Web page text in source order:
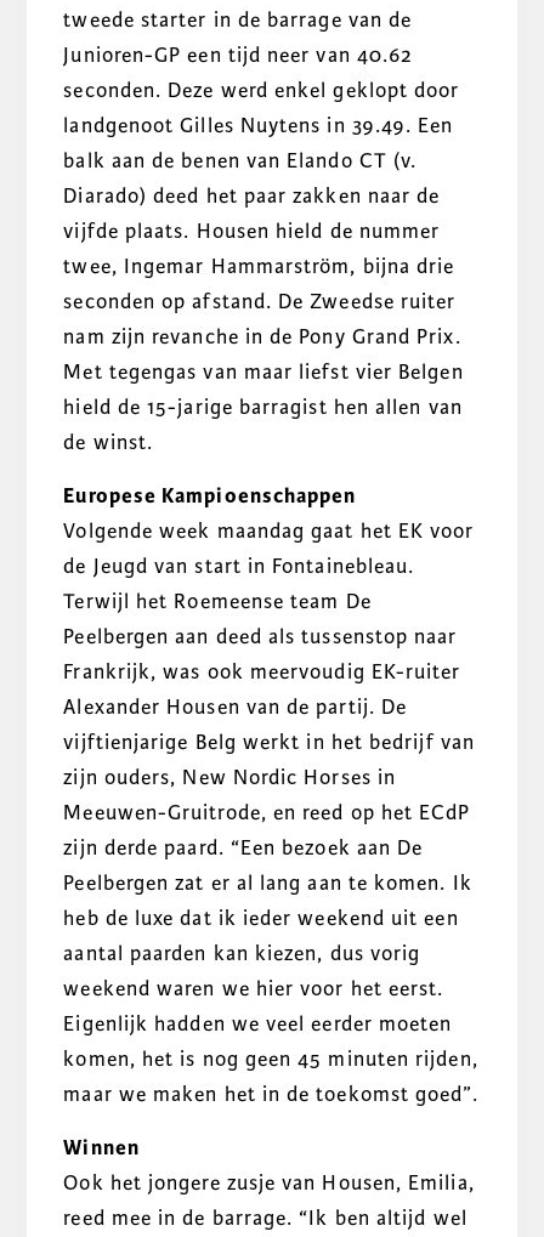
tweede starter in de barrage van de
Junioren-GP een tijd neer van 40.62
seconden. Deze werd enkel geklopt door
landgenoot Gilles Nuytens in 39.49. Een
balk aan de benen van Elando CT (v.
Diarado) deed het paar zakken naar de
vijfde plaats. Housen hield de nummer
twee, Ingemar Hammarström, bijna drie
seconden op afstand. De Zweedse ruiter
nam zijn revanche in de Pony Grand Prix.
Met tegengas van maar liefst vier Belgen
hield de 15-jarige barragist hen allen van
de winst.
Europese Kampioenschappen
Volgende week maandag gaat het EK voor
de Jeugd van start in Fontainebleau.
Terwijl het Roemeense team De
Peelbergen aan deed als tussenstop naar
Frankrijk, was ook meervoudig EK-ruiter
Alexander Housen van de partij. De
vijftienjarige Belg werkt in het bedrijf van
zijn ouders, New Nordic Horses in
Meeuwen-Gruitrode, en reed op het ECdP
zijn derde paard. “Een bezoek aan De
Peelbergen zat er al lang aan te komen. Ik
heb de luxe dat ik ieder weekend uit een
aantal paarden kan kiezen, dus vorig
weekend waren we hier voor het eerst.
Eigenlijk hadden we veel eerder moeten
komen, het is nog geen 45 minuten rijden,
maar we maken het in de toekomst goed”.
Winnen
Ook het jongere zusje van Housen, Emilia,
reed mee in de barrage. “Ik ben altijd wel